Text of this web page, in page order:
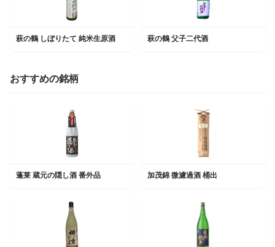
萩の鶴 しぼりたて 純米生原酒 萩の鶴 父子二代酒
おすすめの銘柄
蓬莱 蔵元の隠し酒 番外品 加茂錦 微濾過酒 桶出